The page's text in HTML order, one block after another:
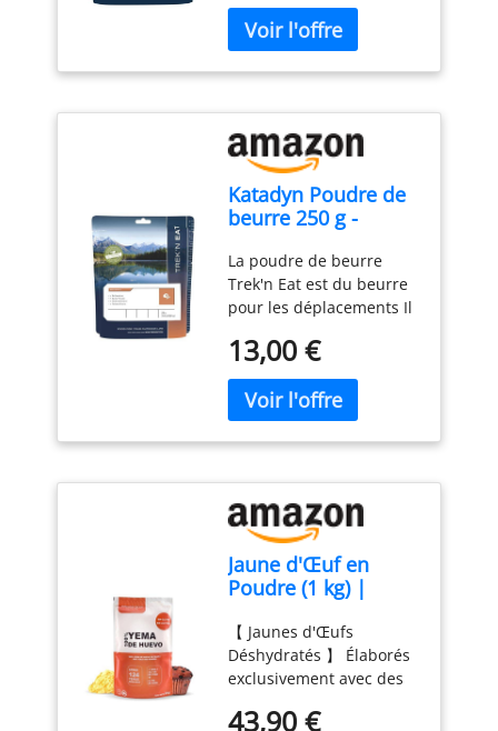
Katadyn Poudre de
beurre 250 g -
La poudre de beurre
Trek'n Eat est du beurre
pour les déplacements Il
poudre instantanée dans
de l'eau froide Beurre
pour trekking 250 g de
beurre en poudre pour
350 g de beurre
13,00 €
Jaune d'Œuf en
Poudre (1 kg) |
Poudre | Œufs
Pasteurisés | Sans
Additifs | Produits
Sans Lactose |
【 Jaunes d'Œufs
Déshydratés 】 Élaborés
exclusivement avec des
déshydratés,
43,90 €